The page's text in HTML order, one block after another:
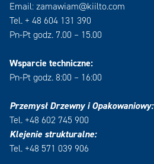
Email: zamawiam@kiilto.com
Tel. + 48 604 131 390
Pn-Pt godz. 7.00 – 15.00
Wsparcie techniczne:
Pn-Pt godz. 8:00 – 16:00
Przemysł Drzewny i Opakowaniowy:
Tel. +48 602 745 900
Klejenie strukturalne:
Tel. +48 571 039 906